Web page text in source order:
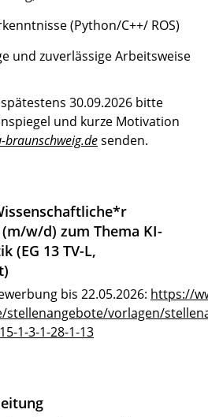
(Python/C++/ ROS)
und zuverlässige Arbeitsweise
30.09.2026 bitte
und kurze Motivation
senden.
w/d) zum Thema KI-
(EG 13 TV-L,
bis 22.05.2026: https://
stellenangebote/vorlagen/
1-3-1-28-1-13